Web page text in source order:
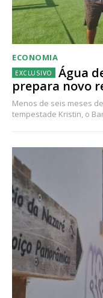
ECONOMIA
Água
prepara novo
Menos de seis meses
tempestade Kristin, o